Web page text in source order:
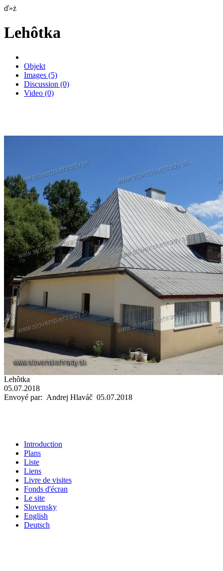
ď»ż
Lehôtka
Objekt
Images (5)
Discussion (0)
Video (0)
Lehôtka
05.07.2018
Envoyé par: Andrej Hlaváč 05.07.2018
Introduction
Plans
Liste
Liens
Livre de visites
Fonds d'écran
Le site
Slovensky
English
Deutsch